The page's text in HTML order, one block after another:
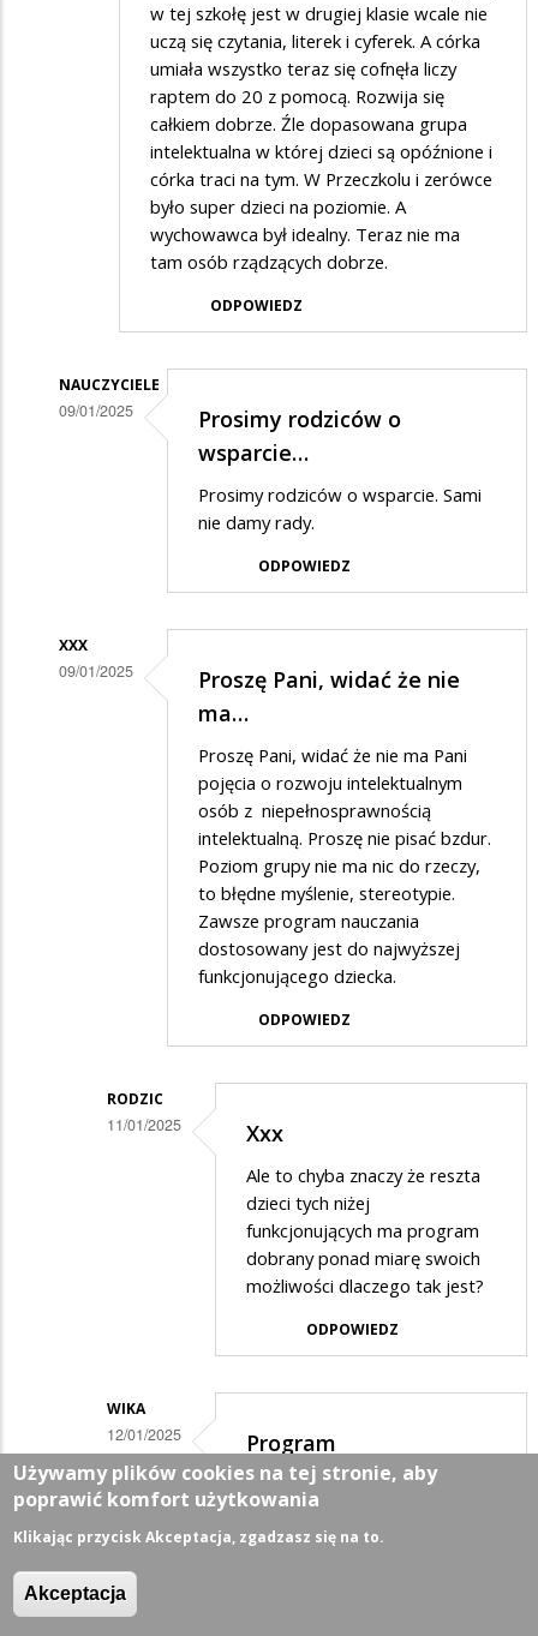
w tej szkołę jest w drugiej klasie wcale nie
uczą się czytania, literek i cyferek. A córka
umiała wszystko teraz się cofnęła liczy
raptem do 20 z pomocą. Rozwija się
całkiem dobrze. Źle dopasowana grupa
intelektualna w której dzieci są opóźnione i
córka traci na tym. W Przeczkolu i zerówce
było super dzieci na poziomie. A
wychowawca był idealny. Teraz nie ma
tam osób rządzących dobrze.
ODPOWIEDZ
NAUCZYCIELE
09/01/2025
odpowiedzi
Zgadzam
Prosimy rodziców o
wsparcie…
Prosimy rodziców o wsparcie. Sami
nie damy rady.
ODPOWIEDZ
XXX
09/01/2025
Proszę Pani, widać że nie
ma…
Proszę Pani, widać że nie ma Pani
pojęcia o rozwoju intelektualnym
osób z niepełnosprawnością
intelektualną. Proszę nie pisać bzdur.
Poziom grupy nie ma nic do rzeczy,
to błędne myślenie, stereotypie.
Zawsze program nauczania
dostosowany jest do najwyższej
funkcjonującego dziecka.
ODPOWIEDZ
RODZIC
11/01/2025
Pani,
widać
że
nie
ma…
Xxx
Ale to chyba znaczy że reszta
dzieci tych niżej
funkcjonujących ma program
dobrany ponad miarę swoich
możliwości dlaczego tak jest?
ODPOWIEDZ
WIKA
12/01/2025
Dodane
przez
Xxx
w
odpowiedzi
Program
dostosowany...
każdego dziecka program jest
Używamy plików cookies na tej stronie, aby
poprawić komfort użytkowania
Klikając przycisk Akceptacja, zgadzasz się na to.
Akceptacja